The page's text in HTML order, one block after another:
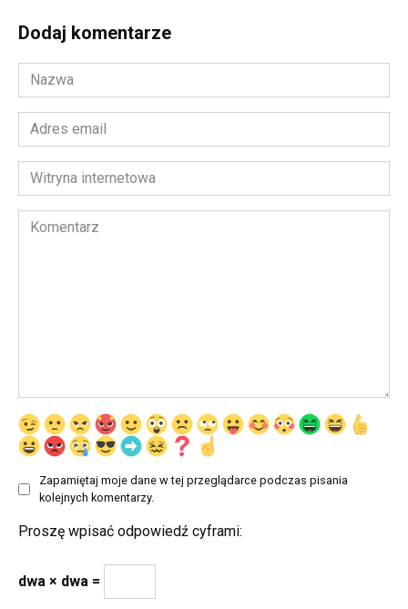
Dodaj komentarze
Nazwa
*
Adres
email
*Witryna
internetowa
Komentarz
Zapamiętaj moje dane w tej przeglądarce podczas pisania
kolejnych komentarzy.
Proszę wpisać odpowiedź cyframi:
dwa × dwa =